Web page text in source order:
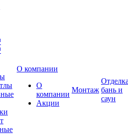
О компании
О
компании
Акции
Монтаж бань и
саун